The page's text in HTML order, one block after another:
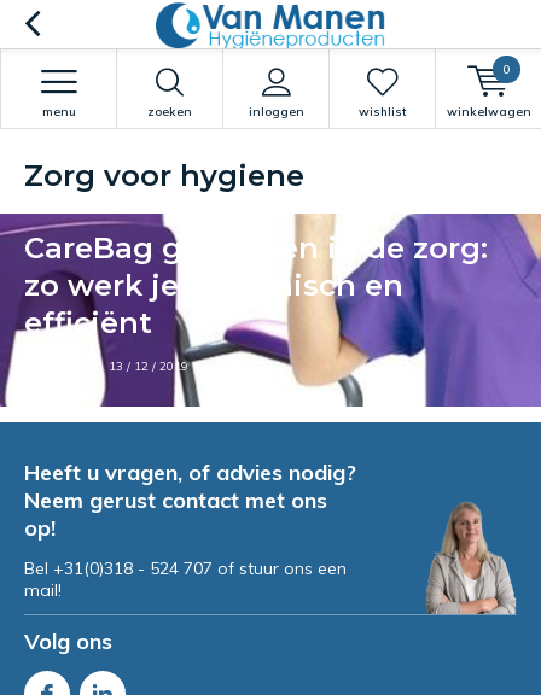
zoeken inloggen
menu wishlist winkelwagen
0
Zorg voor hygiene
CareBag gebruiken in de zorg:
zo werk je hygiënisch en
efficiënt
13 / 12 / 2019
Heeft u vragen, of advies nodig?
Neem gerust contact met ons
op!
Bel +31(0)318 - 524 707 of stuur ons een
mail!
Volg ons